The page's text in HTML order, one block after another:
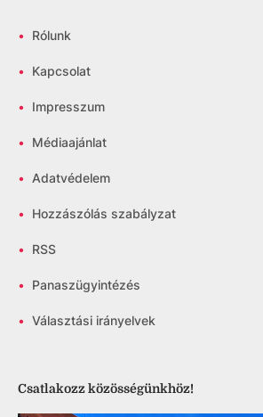
• Rólunk
• Kapcsolat
• Impresszum
• Médiaajánlat
• Adatvédelem
• Hozzászólás szabályzat
• RSS
• Panaszügyintézés
• Választási irányelvek
Csatlakozz közösségünkhöz!